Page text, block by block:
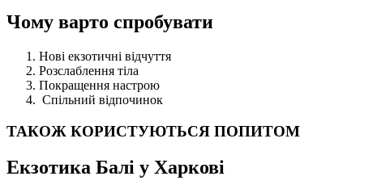
Чому варто спробувати
Нові екзотичні відчуття
Розслаблення тіла
Покращення настрою
Спільний відпочинок
ТАКОЖ КОРИСТУЮТЬСЯ ПОПИТОМ
Екзотика Балі у Харкові